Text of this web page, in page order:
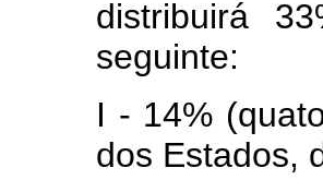
distribuirá
seguinte:
I - 14%
dos Estados,